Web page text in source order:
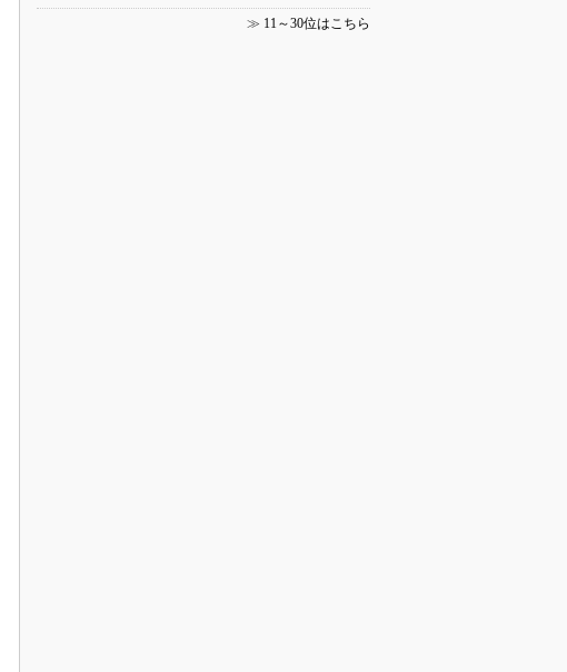
≫ 11～30位はこちら